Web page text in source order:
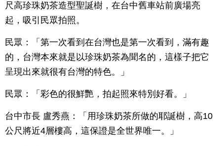
尺高珍珠奶茶造型聖誕樹，在台中舊車站前廣場亮
起，吸引民眾拍照。
民眾：「第一次看到在台灣也是第一次看到，滿有趣
的，台灣本來就是以珍珠奶茶為聞名的，這樣子把它
呈現出來就很有台灣的特色。」
民眾：「彩色的很鮮艷，拍起照來特別好看。」
台中市長 盧秀燕：「用珍珠奶茶所做的耶誕樹，高10
公尺將近4層樓高，這保證是全世界唯一。」